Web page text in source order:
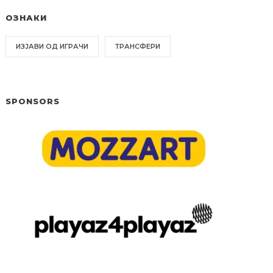
ОЗНАКИ
ИЗЈАВИ ОД ИГРАЧИ ТРАНСФЕРИ
SPONSORS